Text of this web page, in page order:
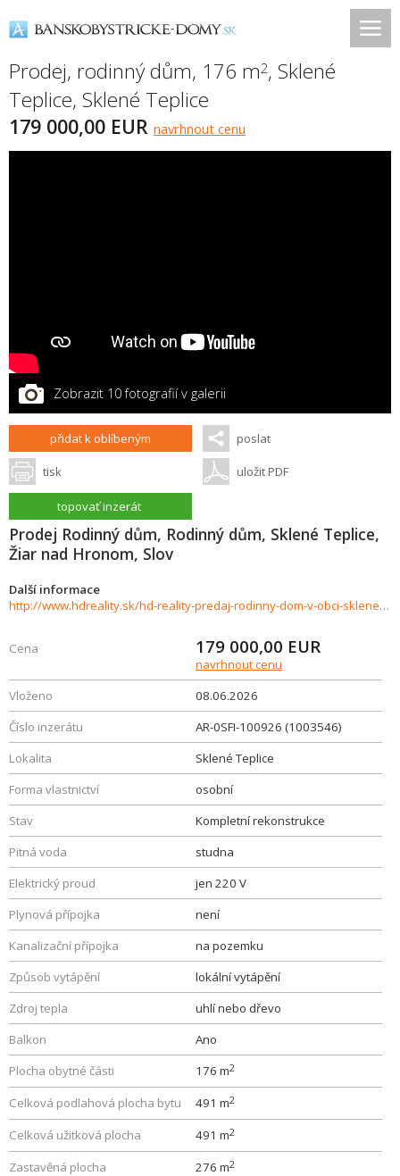
Prodej, rodinný dům, 176 m2, Sklené
Teplice, Sklené Teplice
179 000,00 EUR navrhnout cenu
Zobrazit 10 fotografií v galerii
přidat k oblíbeným poslat
tisk uložit PDF
topovať inzerát
Prodej Rodinný dům, Rodinný dům, Sklené Teplice,
Žiar nad Hronom, Slov
Další informace
http://www.hdreality.sk/hd-reality-predaj-rodinny-dom-v-obci-sklene-teplice-1003546
Cena 179 000,00 EUR
navrhnout cenu
Vloženo
08.06.2026
Číslo inzerátu
AR-0SFI-100926 (1003546)
Lokalita
Sklené Teplice
Forma vlastnictví
osobní
Stav
Kompletní rekonstrukce
Pitná voda
studna
Elektrický proud
jen 220 V
Plynová přípojka
není
Kanalizační přípojka
na pozemku
Způsob vytápění
lokální vytápění
Zdroj tepla
uhlí nebo dřevo
Balkon
Ano
Plocha obytné části
176 m2
Celková podlahová plocha bytu 491 m2
Celková užitková plocha 491 m2
Zastavěná plocha 276 m2